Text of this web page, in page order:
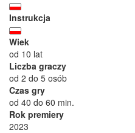
Instrukcja
Wiek
od 10 lat
Liczba graczy
od 2 do 5 osób
Czas gry
od 40 do 60 min.
Rok premiery
2023